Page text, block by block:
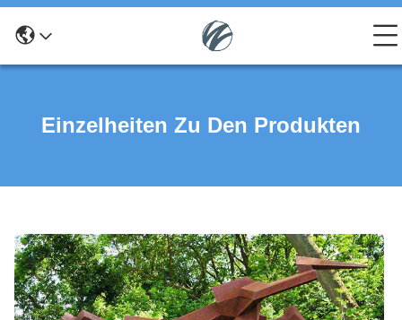
Einzelheiten Zu Den Produkten